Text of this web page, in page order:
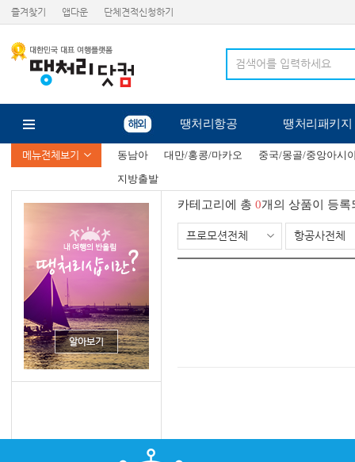
즐겨찾기 앱다운 단체견적신청하기
땡처리항공 땡처리패키지
메뉴전체보기 동남아 대만/홍콩/마카오
중국/몽골/중앙아시
지방출발
카테고리에 총 0개의 상품이 등
프로모션전체 항공사전체